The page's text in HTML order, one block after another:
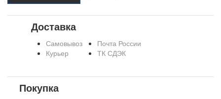
Доставка
Самовывоз
Курьер
Почта России
ТК СДЭК
Покупка